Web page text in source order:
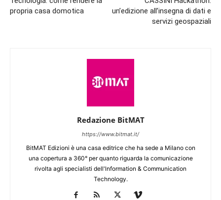
propria casa domotica
un’edizione all’insegna di dati e
servizi geospaziali
Redazione BitMAT
https://www.bitmat.it/
BitMAT Edizioni è una casa editrice che ha sede a Milano con
una copertura a 360° per quanto riguarda la comunicazione
rivolta agli specialisti dell'lnformation & Communication
Technology.